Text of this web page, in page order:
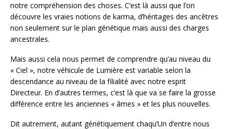
notre compréhension des choses. C’est là aussi que l’on
découvre les vraies notions de karma, d’héritages des ancêtres
non seulement sur le plan génétique mais aussi des charges
ancestrales.
Mais aussi cela nous permet de comprendre qu’au niveau du
« Ciel », notre véhicule de Lumière est variable selon la
descendance au niveau de la filialité avec notre esprit
Directeur. En d’autres termes, c’est là que va se faire la grosse
différence entre les anciennes « âmes » et les plus nouvelles.
Dit autrement, autant génétiquement chaqu’Un d’entre nous